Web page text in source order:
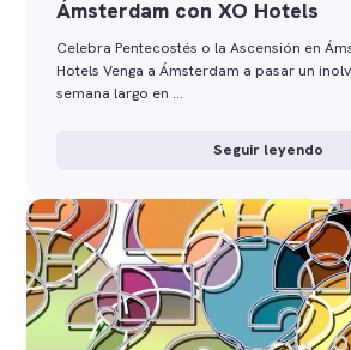
Ámsterdam con XO Hotels
Celebra Pentecostés o la Ascensión en
Hotels Venga a Ámsterdam a pasar un
semana largo en …
Seguir leyendo